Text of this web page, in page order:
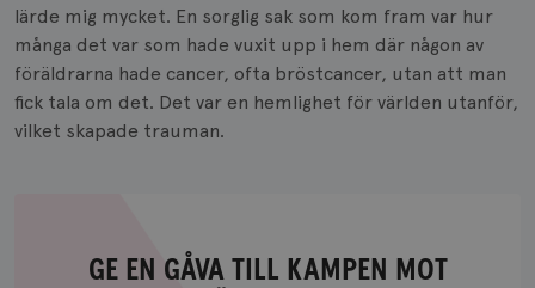
lärde mig mycket. En sorglig sak som kom fram var hur
många det var som hade vuxit upp i hem där någon av
föräldrarna hade cancer, ofta bröstcancer, utan att man
fick tala om det. Det var en hemlighet för världen utanför,
vilket skapade trauman.
GE EN GÅVA TILL KAMPEN MOT